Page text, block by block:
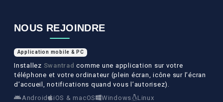
NOUS REJOINDRE
Application mobile & PC
Installez Swantrad comme une application sur votre
téléphone et votre ordinateur (plein écran, icône sur l’écran
d’accueil, notifications quand vous l’autorisez).
Android
iOS & macOS Windows Linux